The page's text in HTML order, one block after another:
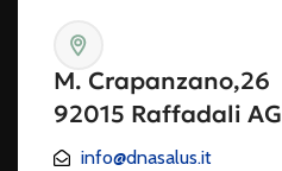
M. Crapanzano,26
92015 Raffadali AG
info@dnasalus.it